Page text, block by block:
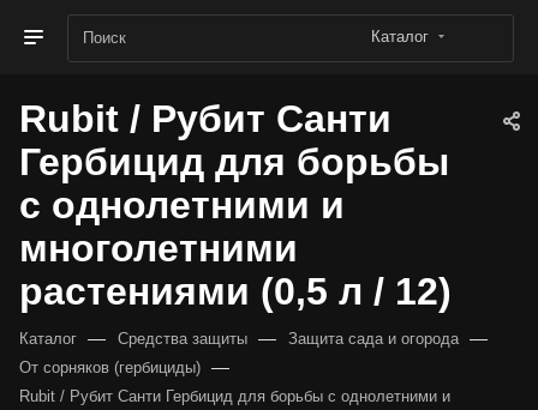
Каталог
Rubit / Рубит Санти
Гербицид для борьбы
с однолетними и
многолетними
растениями (0,5 л / 12)
Каталог — Средства защиты — Защита сада и огорода —
От сорняков (гербициды) —
Rubit / Рубит Санти Гербицид для борьбы с однолетними и